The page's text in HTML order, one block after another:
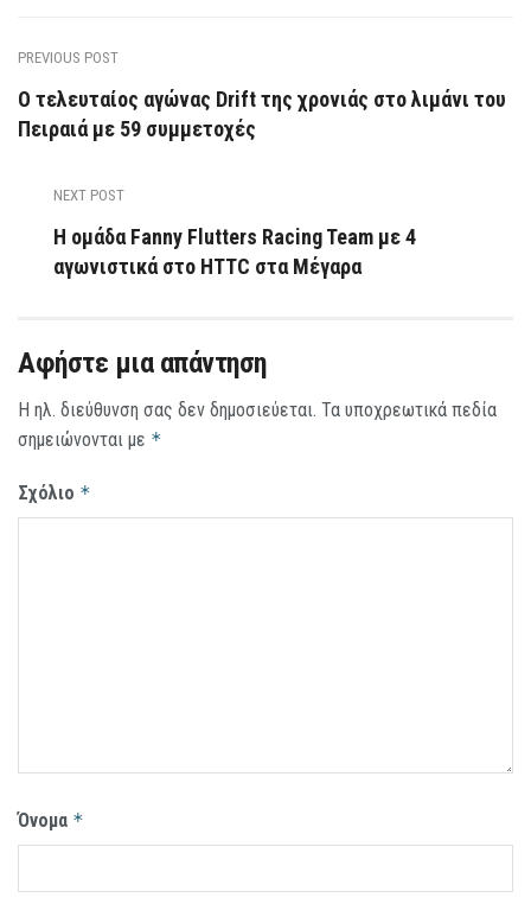
PREVIOUS POST
Ο τελευταίος αγώνας Drift της χρονιάς στο λιμάνι του
Πειραιά με 59 συμμετοχές
NEXT POST
Η ομάδα Fanny Flutters Racing Team με 4
αγωνιστικά στο HTTC στα Μέγαρα
Αφήστε μια απάντηση
Η ηλ. διεύθυνση σας δεν δημοσιεύεται. Τα υποχρεωτικά πεδία
σημειώνονται με *
Σχόλιο *
Όνομα *